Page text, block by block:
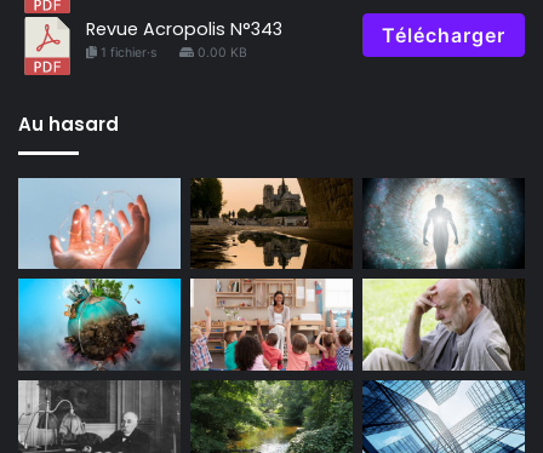
Revue Acropolis N°343
1 fichier·s 0.00 KB
Télécharger
Au hasard